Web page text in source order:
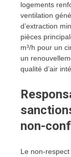
logements
ventilation
d’extraction
pièces
m³/h pour un
un
qualité d’air
non-
Le non-